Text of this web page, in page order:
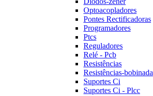
Optoacopladores
Pontes Rectificadoras
Programadores
Ptcs
Reguladores
Relé - Pcb
Resistências
Resistências-bobinada
Suportes Ci
Suportes Ci - Plcc